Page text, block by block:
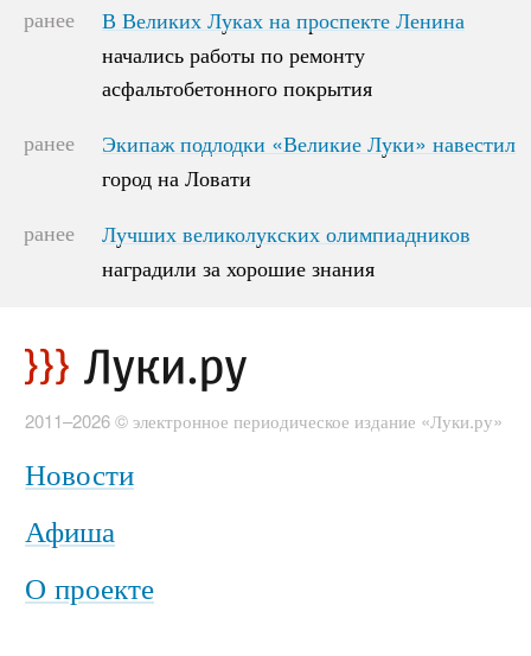
ранее
В Великих Луках на проспекте Ленина
начались работы по ремонту
асфальтобетонного покрытия
В Великих Луках на проспекте Ленина
начались работы по ремонту
асфальтобетонного покрытия
ранее
Экипаж подлодки «Великие Луки» навестил
город на Ловати
Экипаж подлодки «Великие Луки» навестил
город на Ловати
ранее
Лучших великолукских олимпиадников
наградили за хорошие знания
Лучших великолукских олимпиадников
наградили за хорошие знания
2011–2026 © электронное периодическое издание «Луки.ру»
Новости
Афиша
О проекте